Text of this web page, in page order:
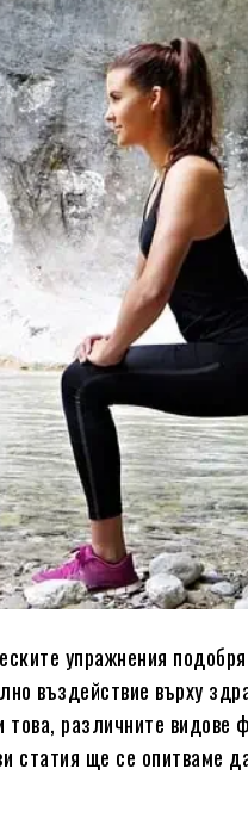
упражнения
въздействие върху
различните видове
статия ще се опитваме